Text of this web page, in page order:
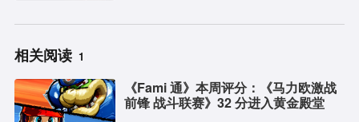
相关阅读 1
《Fami 通》本周评分：《马力欧激战
前锋 战斗联赛》32 分进入黄金殿堂